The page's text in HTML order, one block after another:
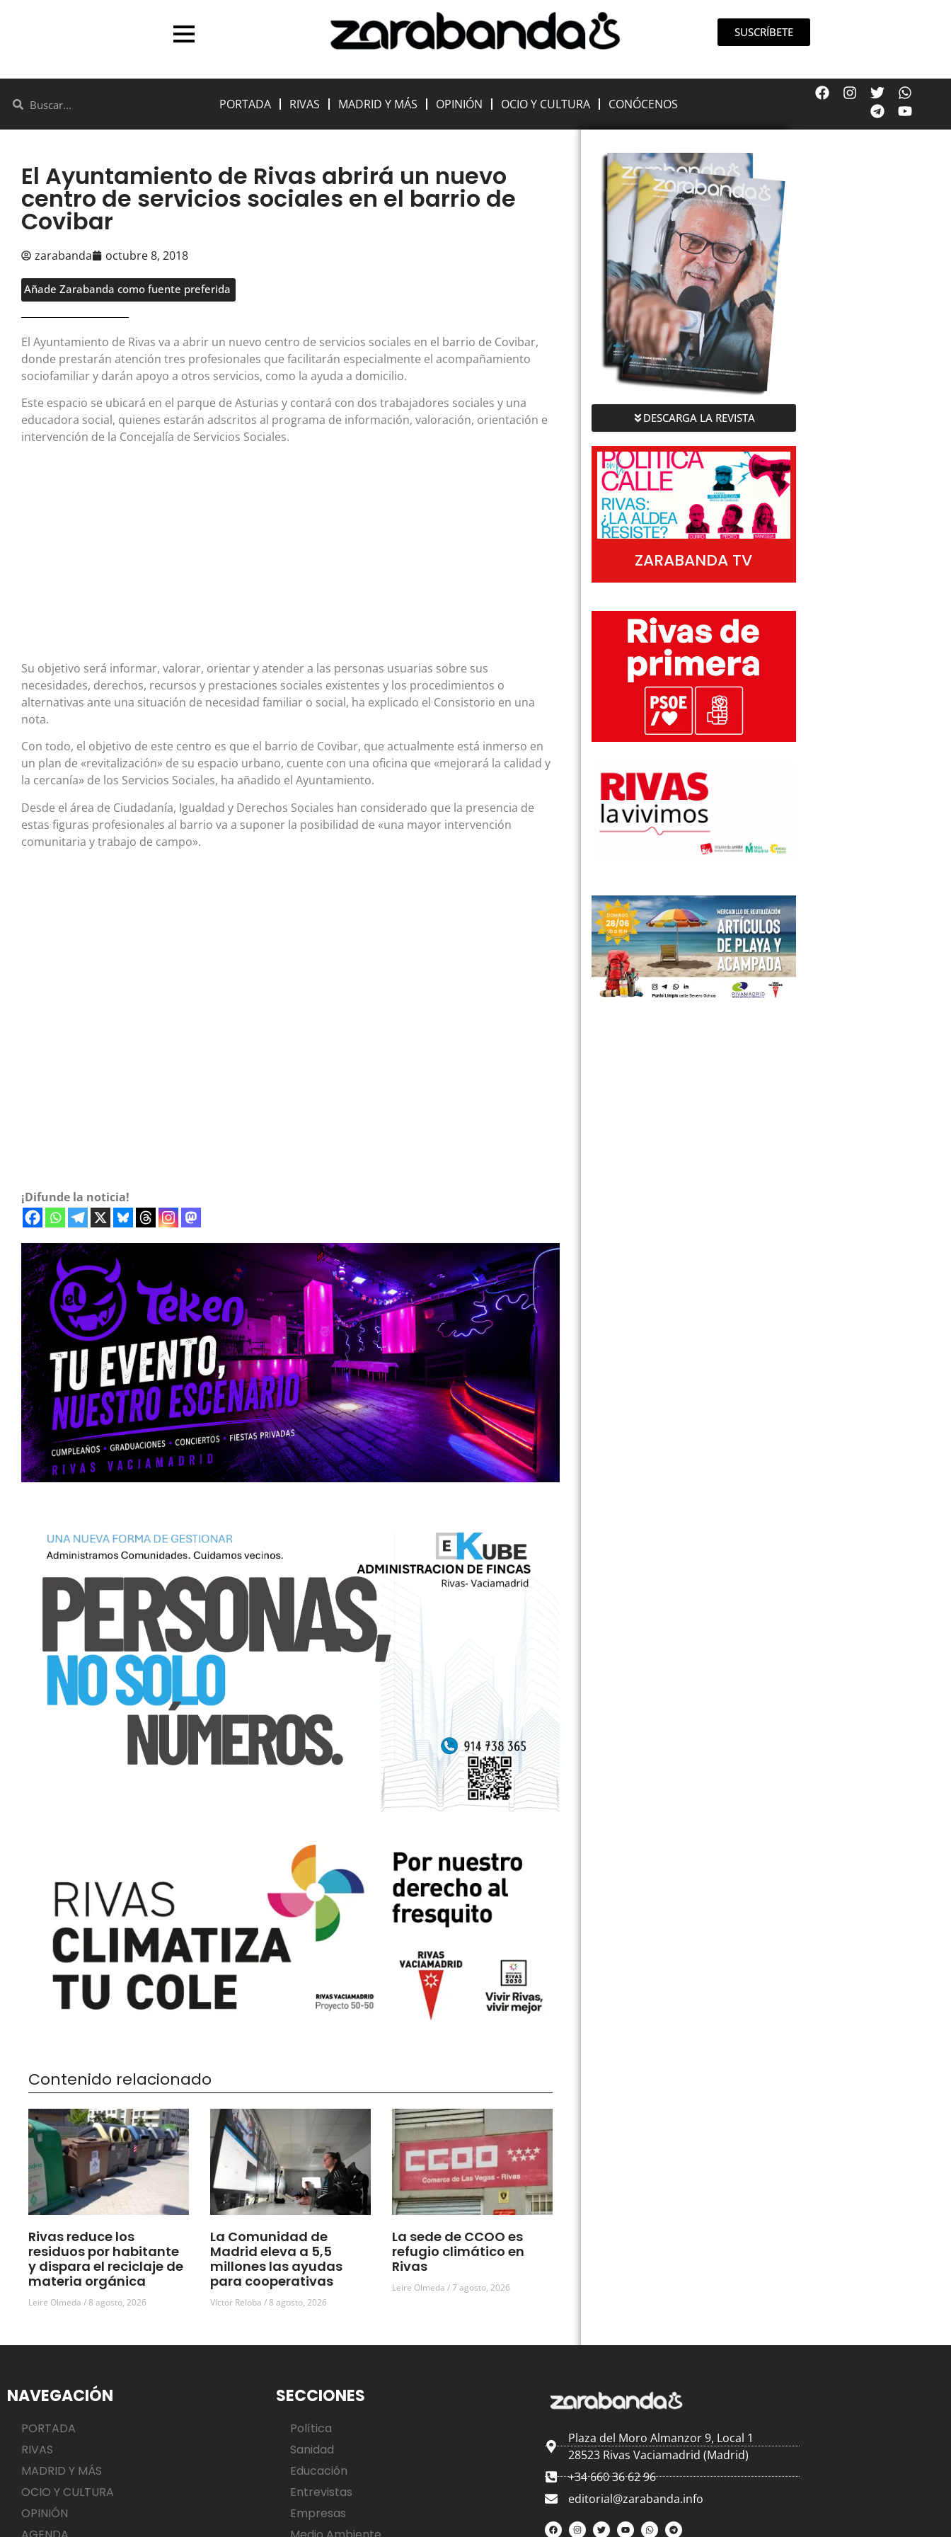
SUSCRÍBETE
PORTADA RIVAS MADRID Y MÁS OPINIÓN OCIO Y CULTURA CONÓCENOS
El Ayuntamiento de Rivas abrirá un nuevo
centro de servicios sociales en el barrio de
Covibar
zarabanda octubre 8, 2018
Añade Zarabanda como fuente preferida
El Ayuntamiento de Rivas va a abrir un nuevo centro de servicios sociales en el barrio de Covibar,
donde prestarán atención tres profesionales que facilitarán especialmente el acompañamiento
sociofamiliar y darán apoyo a otros servicios, como la ayuda a domicilio.
Este espacio se ubicará en el parque de Asturias y contará con dos trabajadores sociales y una
educadora social, quienes estarán adscritos al programa de información, valoración, orientación e
intervención de la Concejalía de Servicios Sociales.
Su objetivo será informar, valorar, orientar y atender a las personas usuarias sobre sus
necesidades, derechos, recursos y prestaciones sociales existentes y los procedimientos o
alternativas ante una situación de necesidad familiar o social, ha explicado el Consistorio en una
nota.
Con todo, el objetivo de este centro es que el barrio de Covibar, que actualmente está inmerso en
un plan de «revitalización» de su espacio urbano, cuente con una oficina que «mejorará la calidad y
la cercanía» de los Servicios Sociales, ha añadido el Ayuntamiento.
Desde el área de Ciudadanía, Igualdad y Derechos Sociales han considerado que la presencia de
estas figuras profesionales al barrio va a suponer la posibilidad de «una mayor intervención
comunitaria y trabajo de campo».
¡Difunde la noticia!
Contenido relacionado
Rivas reduce los
residuos por habitante
y dispara el reciclaje de
materia orgánica
Leire Olmeda 8 agosto, 2026
La Comunidad de
Madrid eleva a 5,5
millones las ayudas
para cooperativas
Víctor Reloba 8 agosto, 2026
La sede de CCOO es
refugio climático en
Rivas
Leire Olmeda 7 agosto, 2026
DESCARGA LA REVISTA
ZARABANDA TV
NAVEGACIÓN
PORTADA
RIVAS
MADRID Y MÁS
OCIO Y CULTURA
OPINIÓN
SECCIONES
Política
Sanidad
Educación
Entrevistas
Empresas
Plaza del Moro Almanzor 9, Local 1
28523 Rivas Vaciamadrid (Madrid)
+34 660 36 62 96
editorial@zarabanda.info